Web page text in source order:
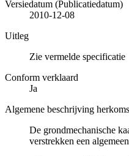
Versiedatum (Publicatiedatum)
2010-12-08
Uitleg
Zie vermelde specificatie
Conform verklaard
Ja
Algemene beschrijving
De grondmechanische
verstrekken een